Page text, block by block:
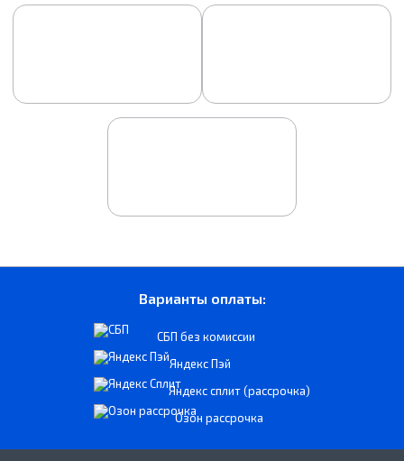
Варианты оплаты:
СБП без комиссии
Яндекс Пэй
Яндекс сплит (рассрочка)
Озон рассрочка